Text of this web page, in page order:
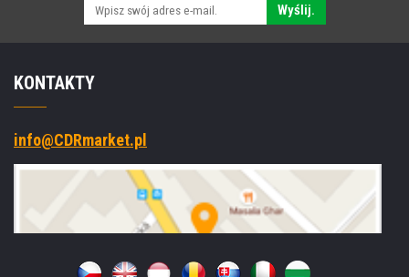
Wyślij.
KONTAKTY
info@CDRmarket.pl